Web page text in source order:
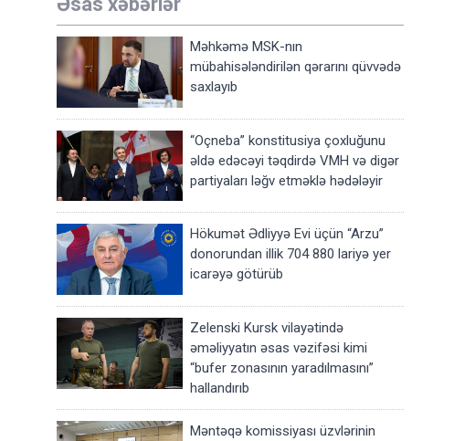
Məhkəmə MSK-nın
mübahisələndirilən qərarını qüvvədə
saxlayıb
“Oçneba” konstitusiya çoxluğunu
əldə edəcəyi təqdirdə VMH və digər
partiyaları ləğv etməklə hədələyir
Hökumət Ədliyyə Evi üçün “Arzu”
donorundan illik 704 880 lariyə yer
icarəyə götürüb
Zelenski Kursk vilayətində
əməliyyatın əsas vəzifəsi kimi
“bufer zonasının yaradılmasını”
hallandırıb
Məntəqə komissiyası üzvlərinin